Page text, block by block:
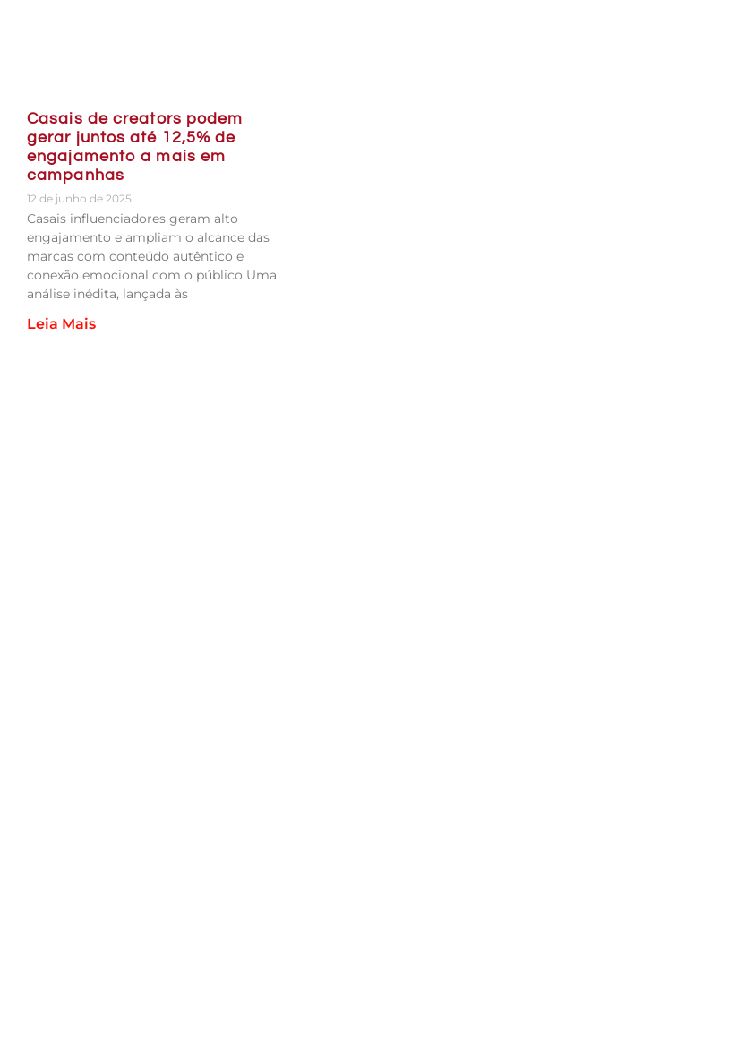
Casais de creators podem
gerar juntos até 12,5% de
engajamento a mais em
campanhas
12 de junho de 2025
Casais influenciadores geram alto
engajamento e ampliam o alcance das
marcas com conteúdo autêntico e
conexão emocional com o público Uma
análise inédita, lançada às
Leia Mais